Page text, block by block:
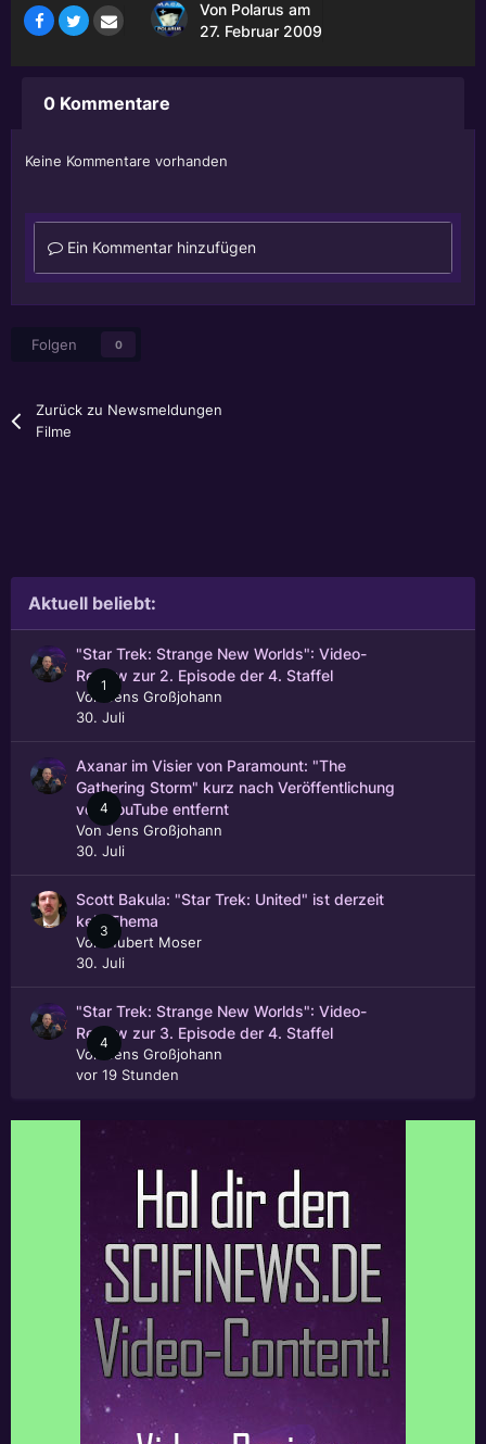
Von Polarus am
27. Februar 2009
0 Kommentare
Keine Kommentare vorhanden
Ein Kommentar hinzufügen
Folgen 0
Zurück zu Newsmeldungen
Filme
Aktuell beliebt:
1
"Star Trek: Strange New Worlds": Video-
Review zur 2. Episode der 4. Staffel
Von
Jens Großjohann
30. Juli
4
Axanar im Visier von Paramount: "The
Gathering Storm" kurz nach Veröffentlichung
von YouTube entfernt
VonJens Großjohann
30. Juli
3
Scott Bakula: "Star Trek: United" ist derzeit
kein Thema
Von
Hubert Moser
30. Juli
4
"Star Trek: Strange New Worlds": Video-
Review zur 3. Episode der 4. Staffel
Von
Jens Großjohann
vor 19 Stunden